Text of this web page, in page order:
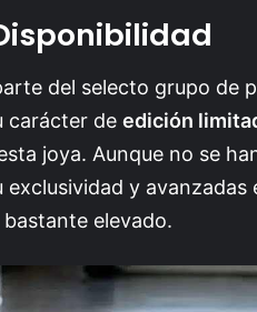
del selecto grupo de
carácter de edición
joya. Aunque no se
exclusividad y
elevado.